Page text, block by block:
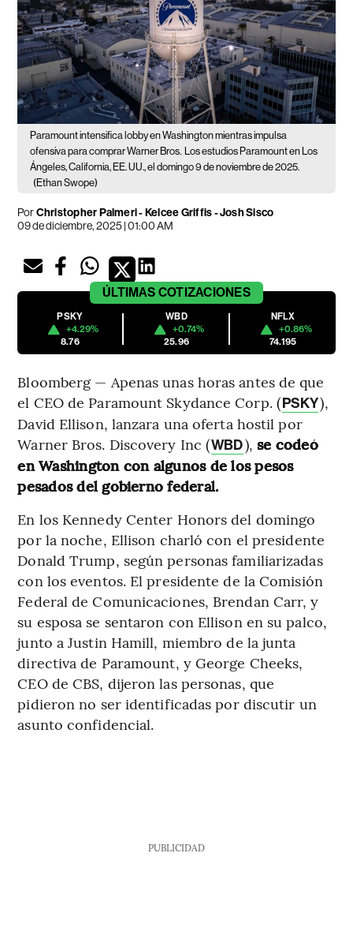
Paramount intensifica lobby en Washington mientras impulsa
ofensiva para comprar Warner Bros. Los estudios Paramount en Los
Ángeles, California, EE. UU., el domingo 9 de noviembre de 2025.
(Ethan Swope)
PorChristopher Palmeri - Kelcee Griffis - Josh Sisco
09 de diciembre, 2025 | 01:00 AM
ÚLTIMAS COTIZACIONES
PSKY
+4.29%
8.76
WBD
+0.74%
25.96
NFLX
+0.86%
74.195
Bloomberg — Apenas unas horas antes de que
el CEO de Paramount Skydance Corp. (PSKY),
David Ellison, lanzara una oferta hostil por
Warner Bros. Discovery Inc (WBD), se codeó
en Washington con algunos de los pesos
pesados del gobierno federal.
En los Kennedy Center Honors del domingo
por la noche, Ellison charló con el presidente
Donald Trump, según personas familiarizadas
con los eventos. El presidente de la Comisión
Federal de Comunicaciones, Brendan Carr, y
su esposa se sentaron con Ellison en su palco,
junto a Justin Hamill, miembro de la junta
directiva de Paramount, y George Cheeks,
CEO de CBS, dijeron las personas, que
pidieron no ser identificadas por discutir un
asunto confidencial.
PUBLICIDAD